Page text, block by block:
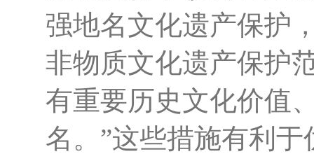
强地名文化遗产保护
非物质文化遗产保护
有重要历史文化价值
名。”这些措施有利